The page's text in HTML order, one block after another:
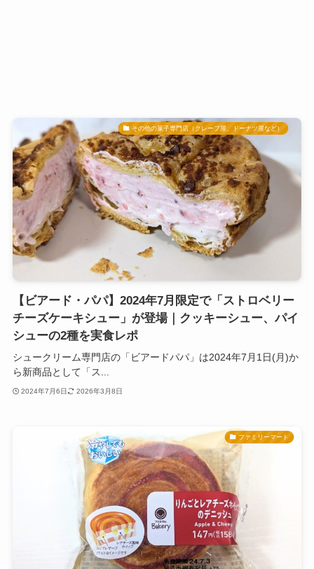
その他の菓子専門店（クレープ屋、ドーナツ屋など）
【ビアード・パパ】2024年7月限定で「ストロベリー
チーズケーキシュー」が登場｜クッキーシュー、パイ
シューの2種を実食レポ
シュークリーム専門店の「ビアードパパ」は2024年7月1日(月)か
ら新商品として「ス...
2024年7月6日 2026年3月8日
ファミリーマート